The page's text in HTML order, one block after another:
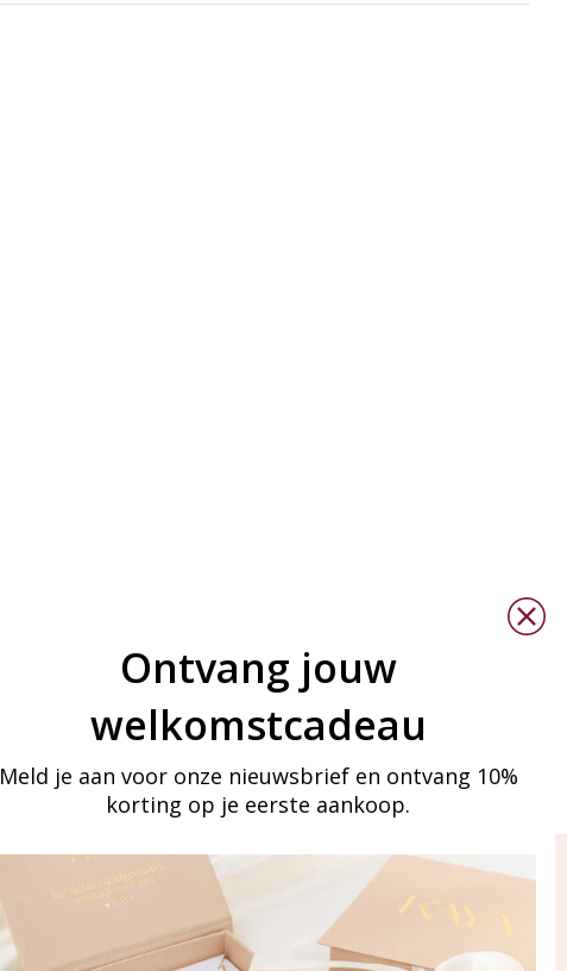
in touch
van onze mailinglijst
Ontvang jouw
welkomstcadeau
Meld je aan voor onze nieuwsbrief en ontvang 10%
korting op je eerste aankoop.